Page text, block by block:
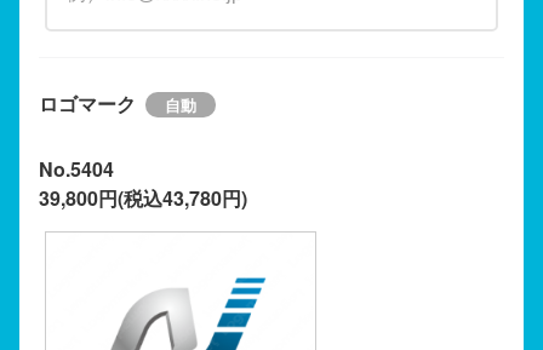
ロゴマーク
No.5404
39,800円(税込43,780円)